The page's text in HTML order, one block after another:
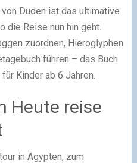
Duden ist das ultimative
die Reise nun hin geht.
zuordnen, Hieroglyphen
führen – das Buch
Kinder ab 6 Jahren.
Heute reise
in Ägypten, zum